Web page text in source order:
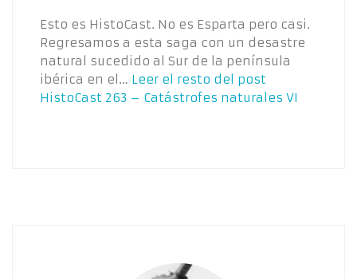
Esto es HistoCast. No es Esparta pero casi.
Regresamos a esta saga con un desastre
natural sucedido al Sur de la península
ibérica en el… Leer el resto del post
HistoCast 263 – Catástrofes naturales VI